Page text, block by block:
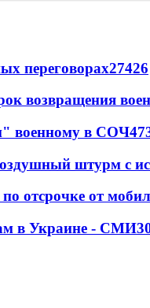
переговорах27426
возвращения
военному в СОЧ
штурм с
отсрочке от
в Украине - СМИ